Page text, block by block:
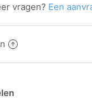
vragen? Een